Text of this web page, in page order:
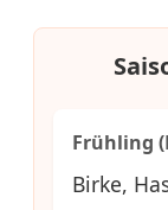
Frühling
Birke,